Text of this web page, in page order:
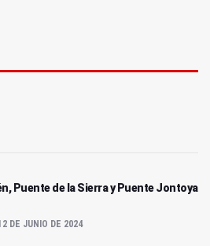
Puente de la Sierra y Puente Jontoya
DE JUNIO DE 2024